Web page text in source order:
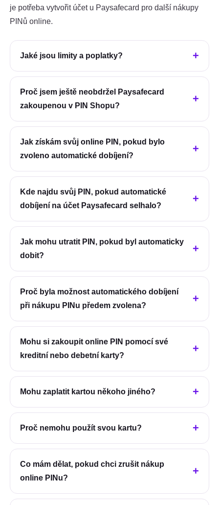
je potřeba vytvořit účet u Paysafecard pro další nákupy
PINů online.
Jaké jsou limity a poplatky?
Proč jsem ještě neobdržel Paysafecard
zakoupenou v PIN Shopu?
Jak získám svůj online PIN, pokud bylo
zvoleno automatické dobíjení?
Kde najdu svůj PIN, pokud automatické
dobíjení na účet Paysafecard selhalo?
Jak mohu utratit PIN, pokud byl automaticky
dobit?
Proč byla možnost automatického dobíjení
při nákupu PINu předem zvolena?
Mohu si zakoupit online PIN pomocí své
kreditní nebo debetní karty?
Mohu zaplatit kartou někoho jiného?
Proč nemohu použít svou kartu?
Co mám dělat, pokud chci zrušit nákup
online PINu?